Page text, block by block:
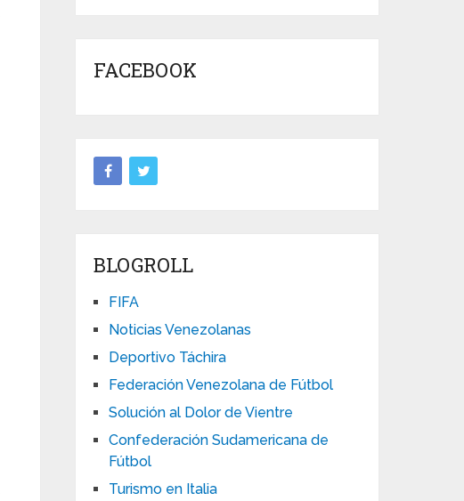
FACEBOOK
BLOGROLL
FIFA
Noticias Venezolanas
Deportivo Táchira
Federación Venezolana de Fútbol
Solución al Dolor de Vientre
Confederación Sudamericana de
Fútbol
Turismo en Italia